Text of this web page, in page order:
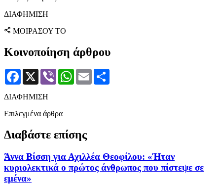
ΔΙΑΦΗΜΙΣΗ
ΜΟΙΡΑΣΟΥ ΤΟ
Κοινοποίηση άρθρου
Facebook
X Viber WhatsApp
Email
ΔΙΑΦΗΜΙΣΗ
Επιλεγμένα άρθρα
Διαβάστε επίσης
Άννα Βίσση για Αχιλλέα Θεοφίλου: «Ήταν
κυριολεκτικά ο πρώτος άνθρωπος που πίστεψε σε
εμένα»